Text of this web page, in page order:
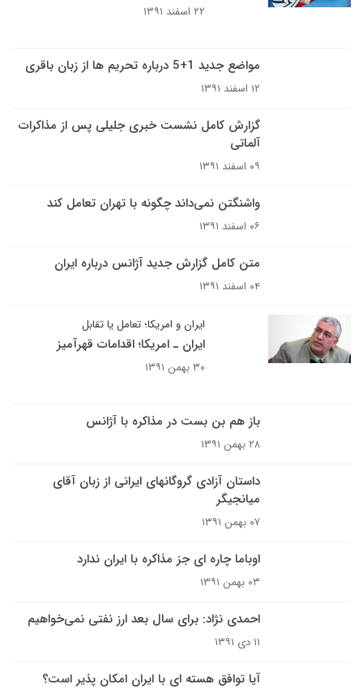
۲۲ اسفند ۱۳۹۱
مواضع جدید 1+5 درباره تحریم ها از زبان باقری
۱۲ اسفند ۱۳۹۱
گزارش کامل نشست خبری جلیلی پس از مذاکرات
آلماتی
۰۹ اسفند ۱۳۹۱
واشنگتن نمی‌داند چگونه با تهران تعامل کند
۰۶ اسفند ۱۳۹۱
متن کامل گزارش جدید آژانس درباره ایران
۰۴ اسفند ۱۳۹۱
ایران و امریکا؛ تعامل یا تقابل
ایران ـ امریکا؛ اقدامات قهرآمیز
۳۰ بهمن ۱۳۹۱
باز هم بن بست در مذاکره با آژانس
۲۸ بهمن ۱۳۹۱
داستان آزادی گروگانهای ایرانی از زبان آقای
میانجیگر
۰۷ بهمن ۱۳۹۱
اوباما چاره ای جز مذاکره با ایران ندارد
۰۳ بهمن ۱۳۹۱
احمدی نژاد: برای سال بعد ارز نفتی نمی‌خواهیم
۱۱ دی ۱۳۹۱
آیا توافق هسته ای با ایران امکان پذیر است؟